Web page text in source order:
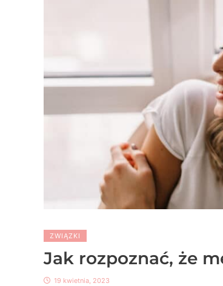
ZWIĄZKI
Jak rozpoznać, że
19 kwietnia, 2023